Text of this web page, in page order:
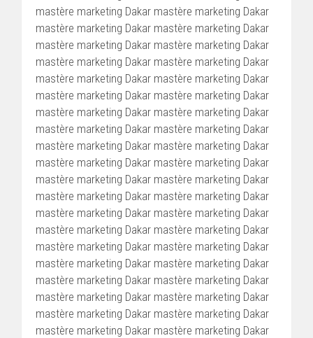
mastère marketing Dakar mastère marketing Dakar
mastère marketing Dakar mastère marketing Dakar
mastère marketing Dakar mastère marketing Dakar
mastère marketing Dakar mastère marketing Dakar
mastère marketing Dakar mastère marketing Dakar
mastère marketing Dakar mastère marketing Dakar
mastère marketing Dakar mastère marketing Dakar
mastère marketing Dakar mastère marketing Dakar
mastère marketing Dakar mastère marketing Dakar
mastère marketing Dakar mastère marketing Dakar
mastère marketing Dakar mastère marketing Dakar
mastère marketing Dakar mastère marketing Dakar
mastère marketing Dakar mastère marketing Dakar
mastère marketing Dakar mastère marketing Dakar
mastère marketing Dakar mastère marketing Dakar
mastère marketing Dakar mastère marketing Dakar
mastère marketing Dakar mastère marketing Dakar
mastère marketing Dakar mastère marketing Dakar
mastère marketing Dakar mastère marketing Dakar
mastère marketing Dakar mastère marketing Dakar